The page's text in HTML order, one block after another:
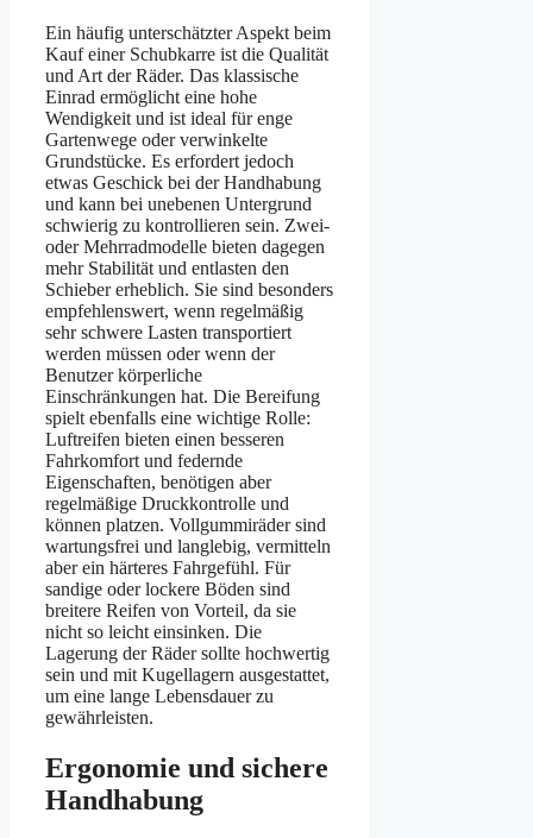
Ein häufig unterschätzter Aspekt beim
Kauf einer Schubkarre ist die Qualität
und Art der Räder. Das klassische
Einrad ermöglicht eine hohe
Wendigkeit und ist ideal für enge
Gartenwege oder verwinkelte
Grundstücke. Es erfordert jedoch
etwas Geschick bei der Handhabung
und kann bei unebenen Untergrund
schwierig zu kontrollieren sein. Zwei-
oder Mehrradmodelle bieten dagegen
mehr Stabilität und entlasten den
Schieber erheblich. Sie sind besonders
empfehlenswert, wenn regelmäßig
sehr schwere Lasten transportiert
werden müssen oder wenn der
Benutzer körperliche
Einschränkungen hat. Die Bereifung
spielt ebenfalls eine wichtige Rolle:
Luftreifen bieten einen besseren
Fahrkomfort und federnde
Eigenschaften, benötigen aber
regelmäßige Druckkontrolle und
können platzen. Vollgummiräder sind
wartungsfrei und langlebig, vermitteln
aber ein härteres Fahrgefühl. Für
sandige oder lockere Böden sind
breitere Reifen von Vorteil, da sie
nicht so leicht einsinken. Die
Lagerung der Räder sollte hochwertig
sein und mit Kugellagern ausgestattet,
um eine lange Lebensdauer zu
gewährleisten.
Ergonomie und sichere
Handhabung